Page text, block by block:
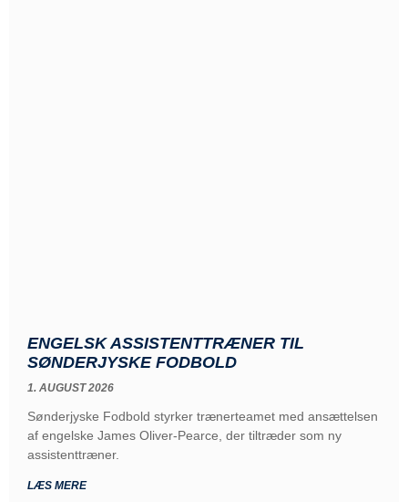
ENGELSK ASSISTENTTRÆNER TIL
SØNDERJYSKE FODBOLD
1. AUGUST 2026
Sønderjyske Fodbold styrker trænerteamet med ansættelsen
af engelske James Oliver-Pearce, der tiltræder som ny
assistenttræner.
LÆS MERE